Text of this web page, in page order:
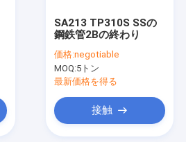
SA213 TP310S SSの
鋼鉄管2Bの終わり
価格:negotiable
MOQ:5トン
最新価格を得る
接触